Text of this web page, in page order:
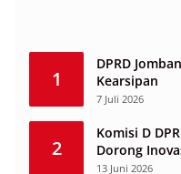
1
DPRD
Kearsipan
7 Juli 2026
2
Komisi D
Dorong
Berbasis Desa
13 Juni 2026